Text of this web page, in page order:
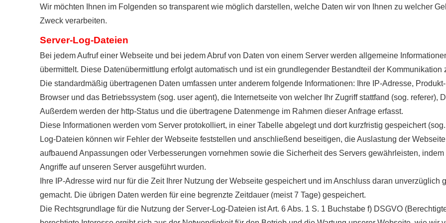
Wir möchten Ihnen im Folgenden so transparent wie möglich darstellen, welche Daten wir von Ihnen zu welcher
Zweck verarbeiten.
Server-Log-Dateien
Bei jedem Aufruf einer Webseite und bei jedem Abruf von Daten von einem Server werden allgemeine
übermittelt. Diese Datenübermittlung erfolgt automatisch und ist ein grundlegender Bestandteil der Kommunikation
Die standardmäßig übertragenen Daten umfassen unter anderem folgende Informationen: Ihre IP-Adresse,
Browser und das Betriebssystem (sog. user agent), die Internetseite von welcher Ihr Zugriff stattfand (sog. referer),
Außerdem werden der http-Status und die übertragene Datenmenge im Rahmen dieser Anfrage erfasst.
Diese Informationen werden vom Server protokolliert, in einer Tabelle abgelegt und dort kurzfristig gespeichert
Log-Dateien können wir Fehler der Webseite feststellen und anschließend beseitigen, die Auslastung der
aufbauend Anpassungen oder Verbesserungen vornehmen sowie die Sicherheit des Servers gewährleisten,
Angriffe auf unseren Server ausgeführt wurden.
Ihre IP-Adresse wird nur für die Zeit Ihrer Nutzung der Webseite gespeichert und im Anschluss daran
gemacht. Die übrigen Daten werden für eine begrenzte Zeitdauer (meist 7 Tage) gespeichert.
Die Rechtsgrundlage für die Nutzung der Server-Log-Dateien ist Art. 6 Abs. 1 S. 1 Buchstabe f) DSGVO